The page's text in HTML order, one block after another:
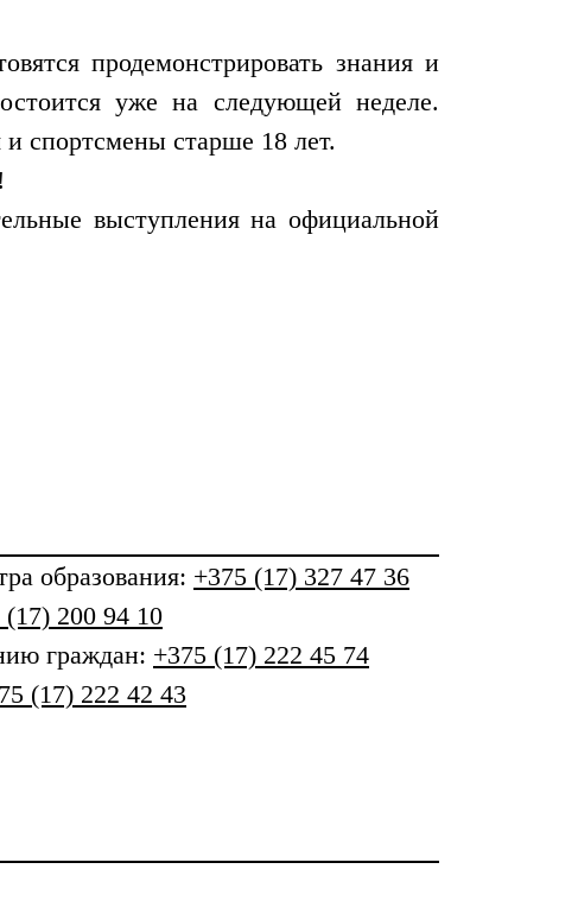
продемонстрировать знания и
уже на следующей неделе.
спортсмены старше 18 лет.
выступления на официальной
образования: +375 (17) 327 47 36
(17) 200 94 10
граждан: +375 (17) 222 45 74
(17) 222 42 43